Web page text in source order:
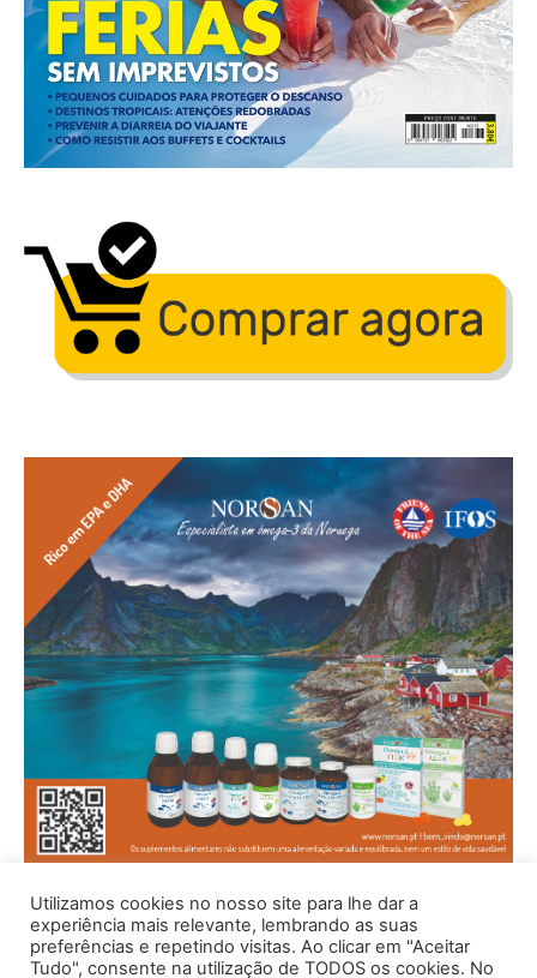
Utilizamos cookies no nosso site para lhe dar a
experiência mais relevante, lembrando as suas
preferências e repetindo visitas. Ao clicar em "Aceitar
Tudo", consente na utilização de TODOS os cookies. No